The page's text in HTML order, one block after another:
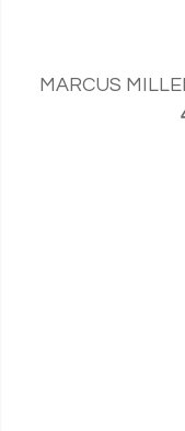
MARCUS